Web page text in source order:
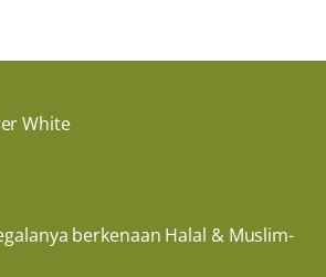
berkenaan Halal & Muslim-